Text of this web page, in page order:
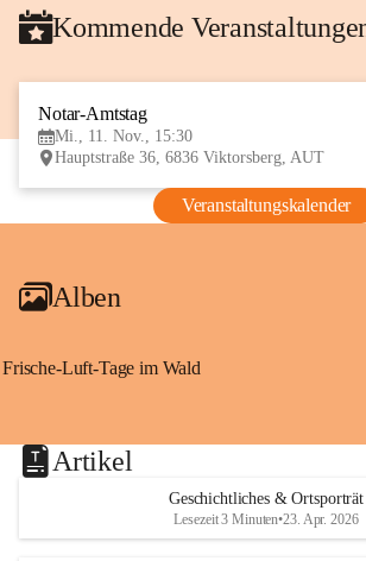
Kommende
Notar-Amtstag
Mi., 11. Nov., 15:30
Hauptstraße 36, 6836 Viktorsberg, AUT
Veranstaltungskalender
Alben
Frische-Luft-Tage im Wald
Artikel
Geschichtliches & Ortsporträt
Lesezeit 3 Minuten•23. Apr. 2026